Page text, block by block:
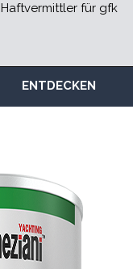
Haftvermittler für gfk
ENTDECKEN